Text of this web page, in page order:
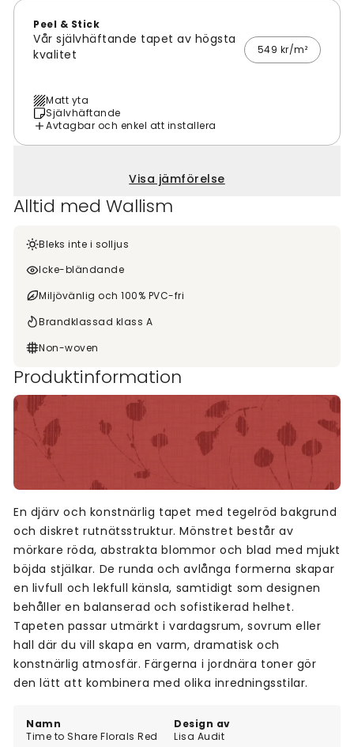
Peel & Stick
Vår självhäftande tapet av högsta
kvalitet
549 kr/m²
Matt yta
Självhäftande
Avtagbar och enkel att installera
Visa jämförelse
Alltid med Wallism
Bleks inte i solljus
Icke-bländande
Miljövänlig och 100% PVC-fri
Brandklassad klass A
Non-woven
Produktinformation
Namn
Time to Share Florals Red
Design av
Lisa Audit
En djärv och konstnärlig tapet med tegelröd bakgrund
och diskret rutnätsstruktur. Mönstret består av
mörkare röda, abstrakta blommor och blad med mjukt
böjda stjälkar. De runda och avlånga formerna skapar
en livfull och lekfull känsla, samtidigt som designen
behåller en balanserad och sofistikerad helhet.
Tapeten passar utmärkt i vardagsrum, sovrum eller
hall där du vill skapa en varm, dramatisk och
konstnärlig atmosfär. Färgerna i jordnära toner gör
den lätt att kombinera med olika inredningsstilar.